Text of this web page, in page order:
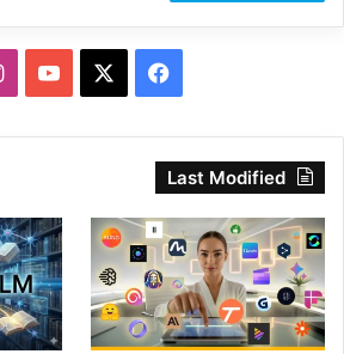
فيسبوك
Last Modified